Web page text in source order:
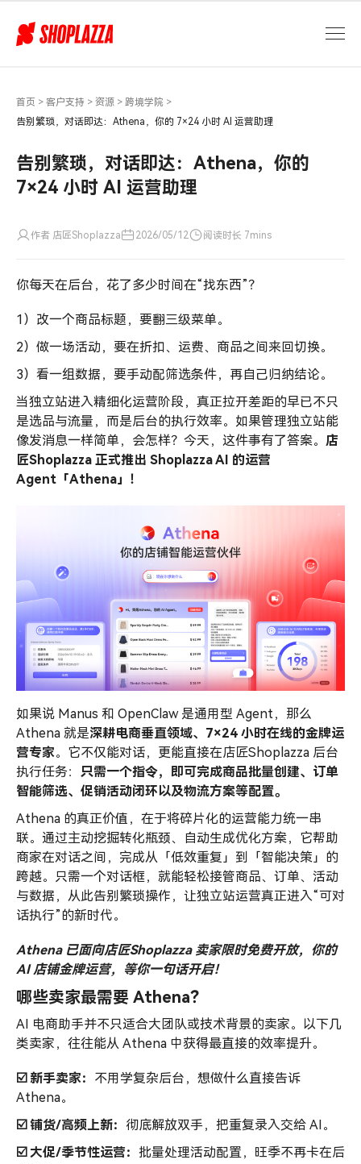
Athena，
首页 > 客户支持 > 资源 > 跨境学院 >
告别繁琐，对话即达：Athena，你的 7×24 小时 AI 运营助理
告别繁琐，对话即达：Athena，你的
7×24 小时 AI 运营助理
作者 店匠Shoplazza 2026/05/12 阅读时长 7mins
你每天在后台，花了多少时间在“找东西”？
1）改一个商品标题，要翻三级菜单。
2）做一场活动，要在折扣、运费、商品之间来回切换。
3）看一组数据，要手动配筛选条件，再自己归纳结论。
当独立站进入精细化运营阶段，真正拉开差距的早已不只
是选品与流量，而是后台的执行效率。如果管理独立站能
像发消息一样简单，会怎样？今天，这件事有了答案。 店
匠Shoplazza 正式推出 ShoplazzaAI 的运营
Agent「Athena」！
如果说 Manus 和 OpenClaw 是通用型 Agent，那么
Athena 就是深耕电商垂直领域、7×24 小时在线的金牌运
营专家。它不仅能对话，更能直接在店匠Shoplazza 后台
执行任务： 只需一个指令，即可完成商品批量创建、订单
智能筛选、促销活动闭环以及物流方案等配置。
Athena 的真正价值，在于将碎片化的运营能力统一串
联。通过主动挖掘转化瓶颈、自动生成优化方案，它帮助
商家在对话之间，完成从「低效重复」到「智能决策」的
跨越。只需一个对话框，就能轻松接管商品、订单、活动
与数据，从此告别繁琐操作，让独立站运营真正进入“可对
话执行”的新时代。
Athena 已面向店匠Shoplazza 卖家限时免费开放，你的
AI店铺金牌运营，等你一句话开启！
哪些卖家最需要 Athena？
AI 电商助手并不只适合大团队或技术背景的卖家。以下几
类卖家，往往能从 Athena 中获得最直接的效率提升。
☑️ 新手卖家： 不用学复杂后台，想做什么直接告诉
Athena。
☑️ 铺货/高频上新： 彻底解放双手，把重复录入交给 AI。
☑️ 大促/季节性运营： 批量处理活动配置，旺季不再卡在后